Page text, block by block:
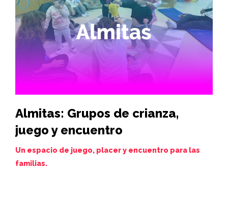
Almitas: Grupos de crianza,
juego y encuentro
Un espacio de juego, placer y encuentro para las
familias.